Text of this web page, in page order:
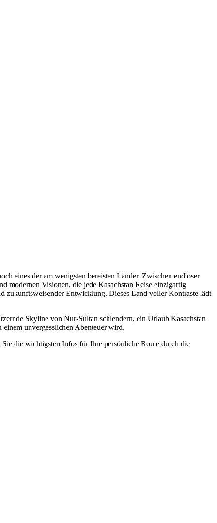
eines der am wenigsten bereisten Länder. Zwischen endloser
modernen Visionen, die jede Kasachstan Reise einzigartig
zukunftsweisender Entwicklung. Dieses Land voller Kontraste lädt
Skyline von Nur-Sultan schlendern, ein Urlaub Kasachstan
unvergesslichen Abenteuer wird.
die wichtigsten Infos für Ihre persönliche Route durch die